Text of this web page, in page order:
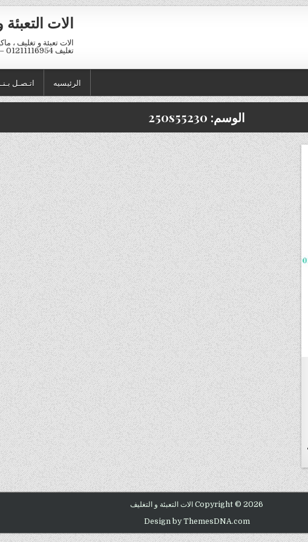
الات
الات تعبئة و تغليف ،
تغليف 01211116954 – 01211116956 – 01211116958
اتـصـل الرئيسيه
الوسم: 250s55230
Copyright © 2026 الات التعبئة و التغليف
Design by ThemesDNA.com